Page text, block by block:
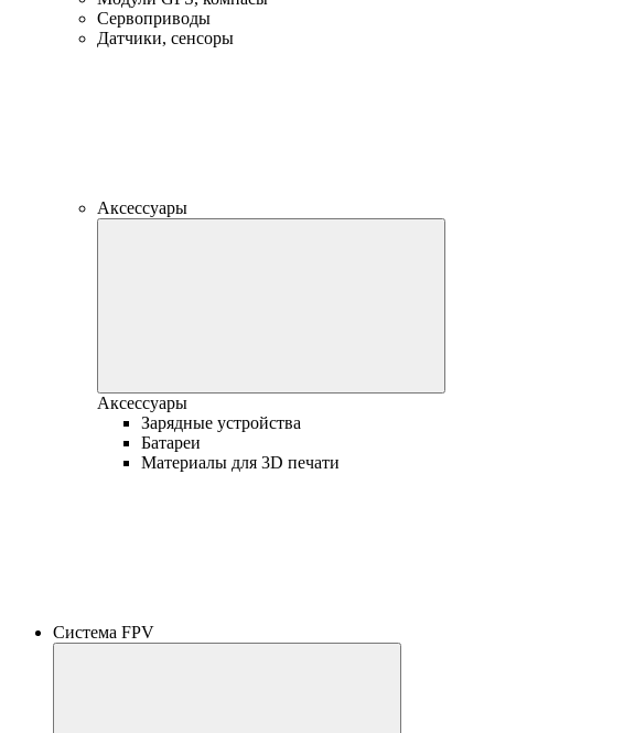
Сервоприводы
Датчики, сенсоры
Аксессуары
Аксессуары
Зарядные устройства
Батареи
Материалы для 3D печати
Система FPV